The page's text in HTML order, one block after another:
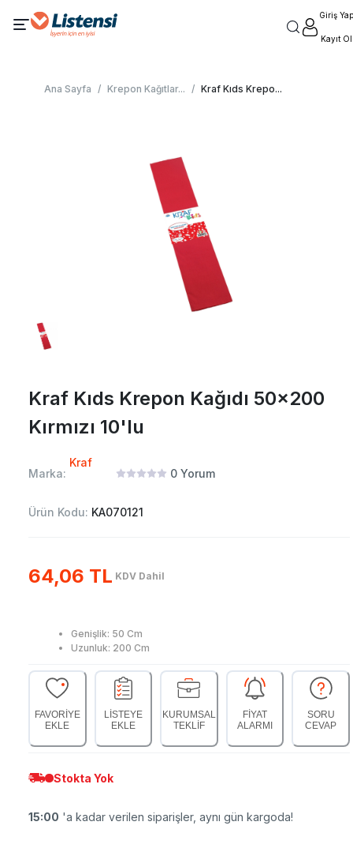
Giriş Yap
Kayıt Ol
Ana Sayfa / Krepon Kağıtlar... / Kraf Kıds Krepo...
Kraf Kıds Krepon Kağıdı 50x200
Kırmızı 10'lu
Marka:
Kraf
0 Yorum
Ürün Kodu: KA070121
64,06 TL KDV Dahil
Genişlik: 50 Cm
Uzunluk: 200 Cm
FAVORİYE
EKLE
LİSTEYE
EKLE
KURUMSAL
TEKLİF
FİYAT
ALARMI
SORU
CEVAP
Stokta Yok
15:00 'a kadar verilen siparişler, aynı gün kargoda!